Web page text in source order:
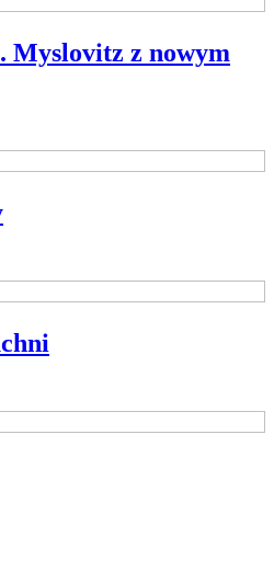
Myslovitz z nowym